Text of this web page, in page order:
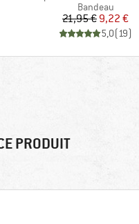
Product group
Bandeau
Prix
21,95 €Prix réduit
9,22 €
5,0(19)
PRODUIT